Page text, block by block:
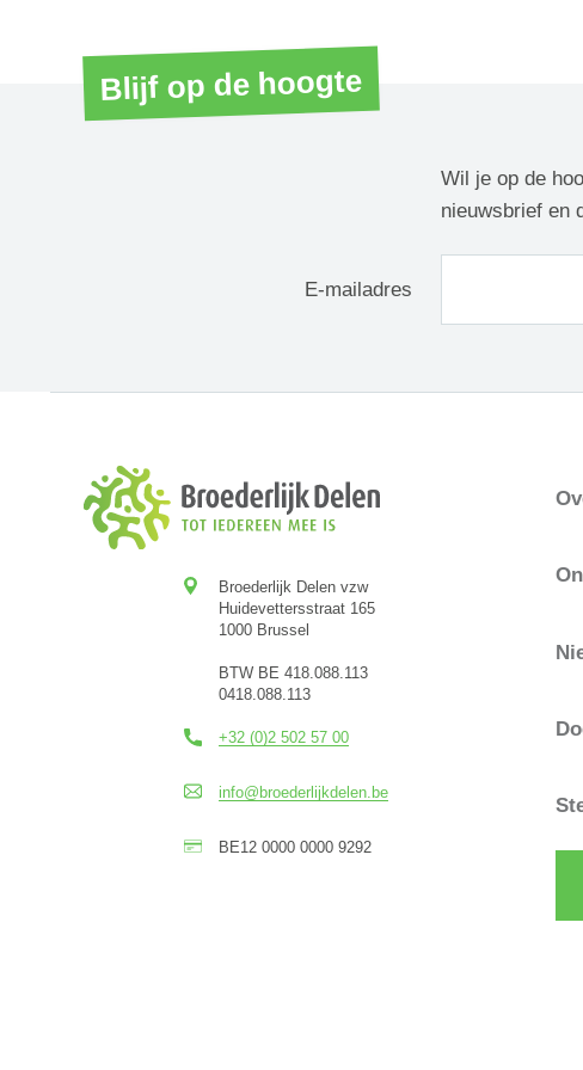
Blijf op de hoogte
Wil je op de
nieuwsbrief en
E-mailadres
Broederlijk Delen vzw
Huidevettersstraat 165
1000 Brussel
BTW BE 418.088.113
0418.088.113
+32 (0)2 502 57 00
info@broederlijkdelen.be
BE12 0000 0000 9292